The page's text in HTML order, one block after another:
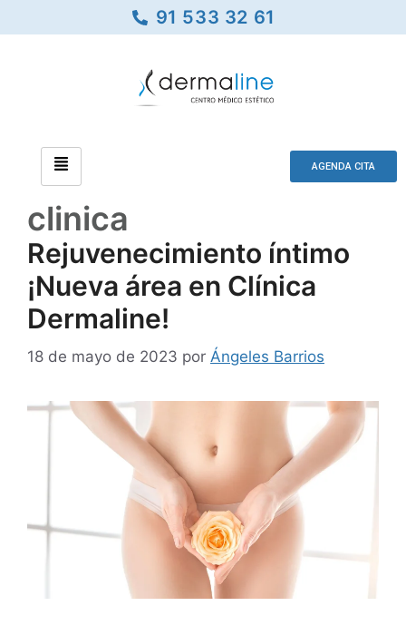
91 533 32 61
AGENDA CITA
clinica
Rejuvenecimiento íntimo
¡Nueva área en Clínica
Dermaline!
18 de mayo de 2023 por Ángeles Barrios